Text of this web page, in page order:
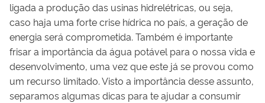
ligada a produção das usinas hidrelétricas, ou seja,
caso haja uma forte crise hídrica no país, a geração de
energia será comprometida. Também é importante
frisar a importância da água potável para o nossa vida e
desenvolvimento, uma vez que este já se provou como
um recurso limitado. Visto a importância desse assunto,
separamos algumas dicas para te ajudar a consumir